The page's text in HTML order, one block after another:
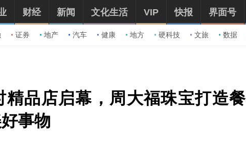
证券 地产 汽车 健康 地方 硬科技 文旅 数据
财经 新闻 文化生活 VIP 快报 界面号
精品店启幕，周大福珠宝打造餐
事物